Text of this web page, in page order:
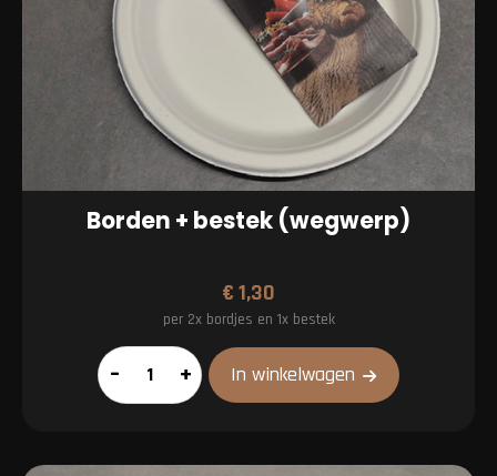
Borden + bestek (wegwerp)
€1,30
per 2x bordjes en 1x bestek
Borden
+
(wegwerp)
– + In winkelwagen